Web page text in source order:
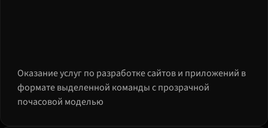
Оказание услуг по разработке сайтов и приложений в
формате выделенной команды с прозрачной
почасовой моделью